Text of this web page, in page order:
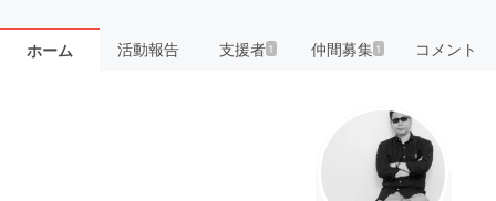
ホーム 活動報告 支援者 1 仲間募集 1 コメント